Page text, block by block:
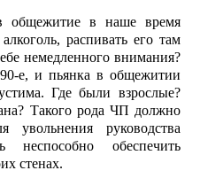
общежитие в наше время
распивать его там
немедленного внимания?
е, и пьянка в общежитии
Где были взрос­лые?
Такого рода ЧП должно
увольнения руководства
неспособно обеспечить
стенах.